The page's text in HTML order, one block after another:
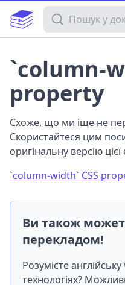
Пошук у
`column-
property
Схоже, що ми іще не
Скористайтеся цим
оригінальну версію цієї
`column-width` CSS
Ви також
перекладом!
Розумієте
технологіях?